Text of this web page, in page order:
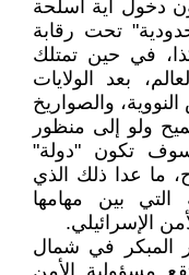
دخول أية أسلحة
تحت رقابة
في حين تمتلك
بعد الولايات
والصواريخ
ولو إلى منظور
تكون "دولة"
ما عدا ذلك الذي
بين مهامها
الإسرائيلي.
المبكر في شمال